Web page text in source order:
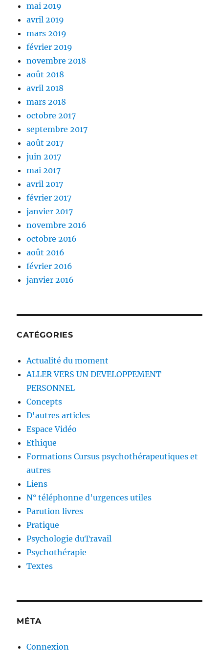
mai 2019
avril 2019
mars 2019
février 2019
novembre 2018
août 2018
avril 2018
mars 2018
octobre 2017
septembre 2017
août 2017
juin 2017
mai 2017
avril 2017
février 2017
janvier 2017
novembre 2016
octobre 2016
août 2016
février 2016
janvier 2016
CATÉGORIES
Actualité du moment
ALLER VERS UN DEVELOPPEMENT
PERSONNEL
Concepts
D'autres articles
Espace Vidéo
Ethique
Formations Cursus psychothérapeutiques et
autres
Liens
N° téléphonne d'urgences utiles
Parution livres
Pratique
Psychologie duTravail
Psychothérapie
Textes
MÉTA
Connexion